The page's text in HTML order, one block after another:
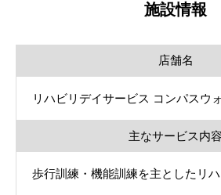
施設情報
店舗名
リハビリデイサービス コンパスウ
主なサービス内容
歩行訓練・機能訓練を主としたリハ